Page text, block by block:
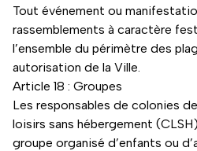
Tout événement ou
rassemblements à caractère
l’ensemble du périmètre des
autorisation de la Ville.
Article 18 : Groupes
Les responsables de colonies
loisirs sans hébergement
groupe organisé d’enfants ou